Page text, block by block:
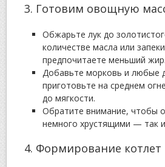
3. Готовим овощную
Обжарьте лук до
количестве масла или
предпочитаете меньший жир.
Добавьте морковь и любые
приготовьте на среднем
до мягкости.
Обратите внимание, чтобы
немного хрустящими — так
4. Формирование котлет